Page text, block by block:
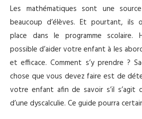
Les mathématiques sont une
beaucoup d’élèves. Et pourtant, ils
place dans le programme scolaire.
possible d’aider votre enfant à les
et efficace. Comment s’y prendre ?
chose que vous devez faire est de
votre enfant afin de savoir s’il s’agit
d’une dyscalculie. Ce guide pourra